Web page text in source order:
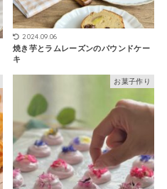
2024.09.06
焼き芋とラムレーズンのパウンドケー
キ
お菓子作り